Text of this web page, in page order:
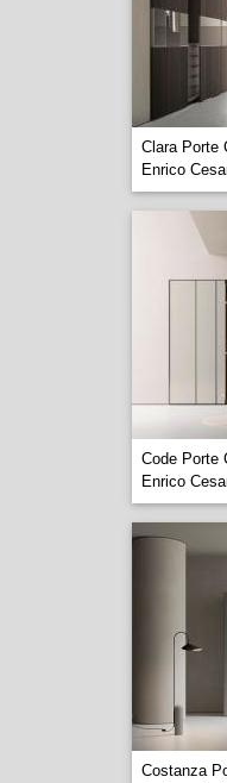
Clara Porte
Enrico
Code Porte
Enrico
Costanza